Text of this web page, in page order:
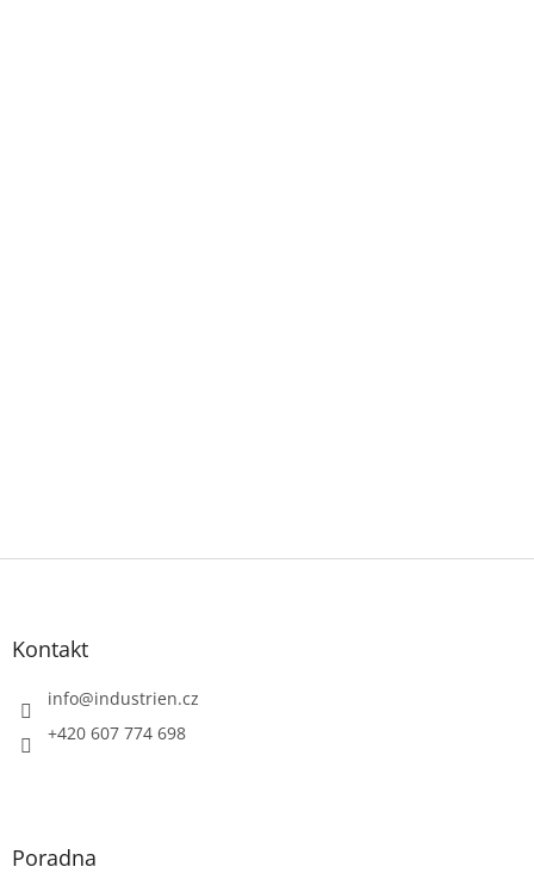
Z
Kontakt
info@industrien.cz
+420 607 774 698
Poradna